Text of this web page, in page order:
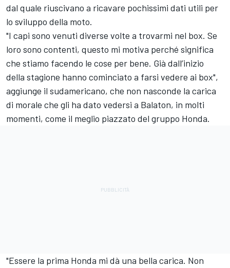
dal quale riuscivano a ricavare pochissimi dati utili per
lo sviluppo della moto.
"I capi sono venuti diverse volte a trovarmi nel box. Se
loro sono contenti, questo mi motiva perché significa
che stiamo facendo le cose per bene. Già dall’inizio
della stagione hanno cominciato a farsi vedere ai box",
aggiunge il sudamericano, che non nasconde la carica
di morale che gli ha dato vedersi a Balaton, in molti
momenti, come il meglio piazzato del gruppo Honda.
"Essere la prima Honda mi dà una bella carica. Non